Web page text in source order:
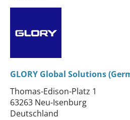
GLORY Global Solutions
Thomas-Edison-Platz 1
63263 Neu-Isenburg
Deutschland